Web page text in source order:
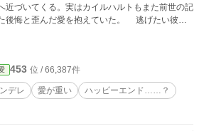
近づいてくる。実はカイルハルトもまた前世の記
後悔と歪んだ愛を抱えていた。 逃げたい彼女
すれ違った愛が、やり直しの人生で少しずつ形
453 位 / 66,387件
デレ 愛が重い
ハッピーエンド……？